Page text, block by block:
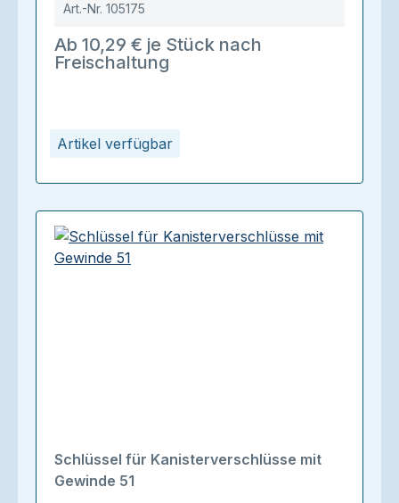
Artikel verfügbar
Art.-Nr. 105175
Ab 10,29 € je Stück nach
Freischaltung
Schlüssel für Kanisterverschlüsse mit
Gewinde 51